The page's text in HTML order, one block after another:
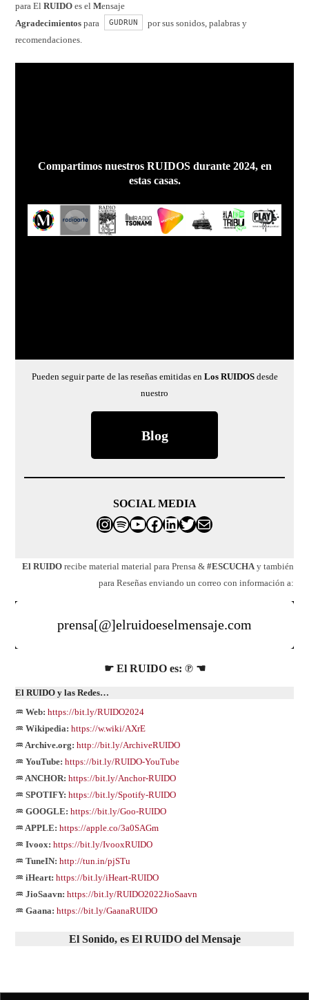
para ElRUIDO es elMensaje
Agradecimientos para GUDRUN
por sus sonidos, palabras y
recomendaciones.
Compartimos nuestros RUIDOS durante 2024, en
estas casas.
Pueden seguir parte de las reseñas emitidas en Los RUIDOSdesde
nuestro
Blog
SOCIAL MEDIA
Instagram
SpotifyFacebook
LinkedIn
Twitter
Correo electrónico
El RUIDOrecibe material material para Prensa & #ESCUCHAy también
para Reseñas enviando un correo con información a:
prensa[@]elruidoeselmensaje.com
☛ El RUIDO es: ℗ ☚
ElRUIDO y las Redes…
♒ Web: https://bit.ly/RUIDO2024
♒ Wikipedia: https://w.wiki/AXrE
♒ Archive.org: http://bit.ly/ArchiveRUIDO
♒ YouTube: https://bit.ly/RUIDO-YouTube
♒ ANCHOR: https://bit.ly/Anchor-RUIDO
♒ SPOTIFY: https://bit.ly/Spotify-RUIDO
♒ GOOGLE: https://bit.ly/Goo-RUIDO
♒ APPLE: https://apple.co/3a0SAGm
♒ Ivoox: https://bit.ly/IvooxRUIDO
♒ TuneIN: http://tun.in/pjSTu
♒ iHeart: https://bit.ly/iHeart-RUIDO
♒ JioSaavn: https://bit.ly/RUIDO2022JioSaavn
♒ Gaana: https://bit.ly/GaanaRUIDO
El Sonido, es El RUIDO del Mensaje